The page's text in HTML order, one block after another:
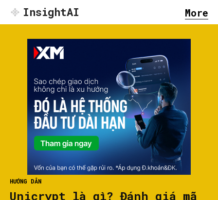
InsightAI More
HƯỚNG DẪN
Unicrypt là gì? Đánh giá mã